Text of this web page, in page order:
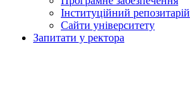
Інституційний репозитарій
Сайти університету
Запитати у ректора